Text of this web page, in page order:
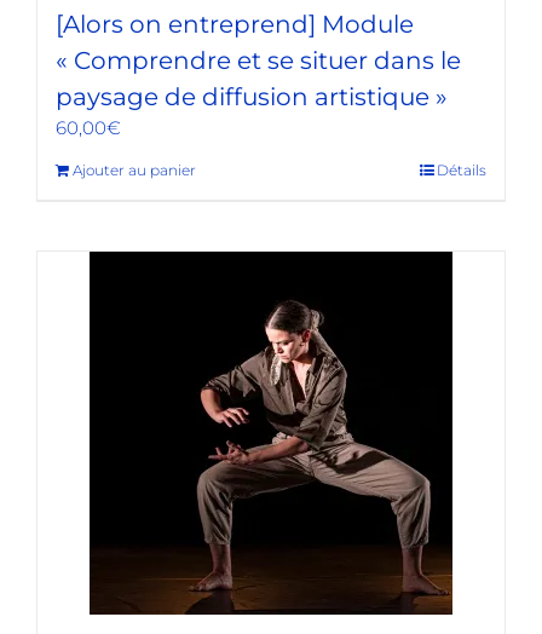
[Alors on entreprend] Module
« Comprendre et se situer dans le
paysage de diffusion artistique »
60,00€
Ajouter au panier Détails